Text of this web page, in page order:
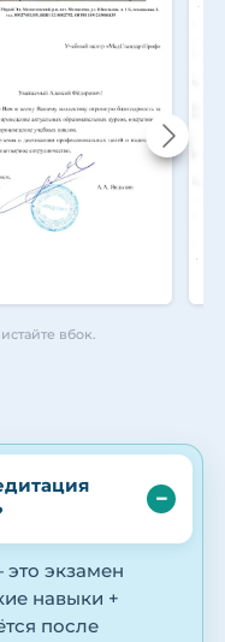
вбок.
экзамен
навыки +
после